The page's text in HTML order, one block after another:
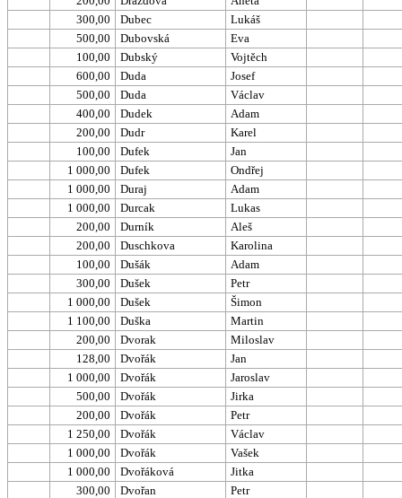
300,00
Dubec
Lukáš
500,00
Dubovská
Eva
100,00
Dubský
Vojtěch
600,00
Duda
Josef
500,00
Duda
Václav
400,00
Dudek
Adam
200,00
Dudr
Karel
100,00
Dufek
Jan
1 000,00
Dufek
Ondřej
1 000,00
Duraj
Adam
1 000,00
Durcak
Lukas
200,00
Durník
Aleš
200,00
Duschkova
Karolina
100,00
Dušák
Adam
300,00
Dušek
Petr
1 000,00
Dušek
Šimon
1 100,00
Duška
Martin
200,00
Dvorak
Miloslav
128,00
Dvořák
Jan
1 000,00
Dvořák
Jaroslav
500,00
Dvořák
Jirka
200,00
Dvořák
Petr
1 250,00
Dvořák
Václav
1 000,00
Dvořák
Vašek
1 000,00
Dvořáková
Jitka
300,00
Dvořan
Petr